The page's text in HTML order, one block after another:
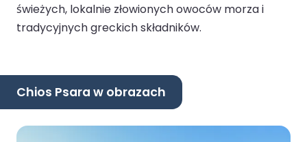
świeżych, lokalnie złowionych owoców morza i
tradycyjnych greckich składników.
Chios Psara w obrazach